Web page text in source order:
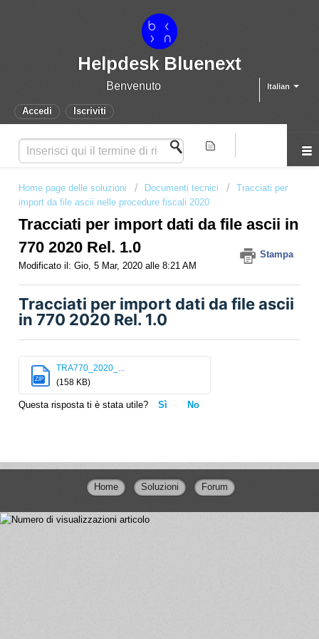
Helpdesk Bluenext
Italian
Benvenuto
Accedi Iscriviti
Home page delle soluzioni Documenti tecnici
Tracciati per
import da file ascii nelle procedure fiscali 2020
Tracciati per import dati da file ascii in
770 2020 Rel. 1.0
Stampa
Modificato il: Gio, 5 Mar, 2020 alle 8:21 AM
Tracciati per import dati da file ascii
in 770 2020 Rel. 1.0
ZIP
TRA770_2020_...
(158 KB)
Questa risposta ti è stata utile? Sì No
Home Soluzioni Forum